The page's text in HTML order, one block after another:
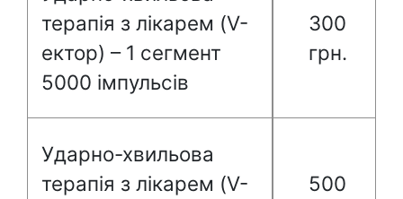
терапія з лікарем (V-
ектор) – 1 сегмент
5000 імпульсів
300
грн.
Ударно-хвильова
терапія з лікарем (V-
500